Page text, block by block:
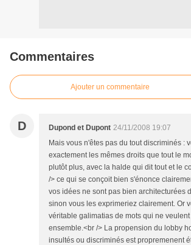
Commentaires
Ajouter un commentaire
D Dupond et Dupont 24/11/2008 19:07
Mais vous n'êtes pas du tout discriminés :
exactement les mêmes droits que tout le
plutôt plus, avec la halde qui dit tout et le
/> ce qui se conçoit bien s'énonce
vos idées ne sont pas bien architecturées
sinon vous les exprimeriez clairement. Or
véritable galimatias de mots qui ne
ensemble.<br /> La propension du lobby
insultés ou discriminés est propremenent